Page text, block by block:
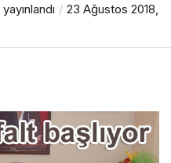
yayınlandı
23 Ağustos 2018,